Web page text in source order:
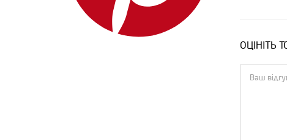
Isabel Marant
Jacquemus
ОЦІНІТЬ